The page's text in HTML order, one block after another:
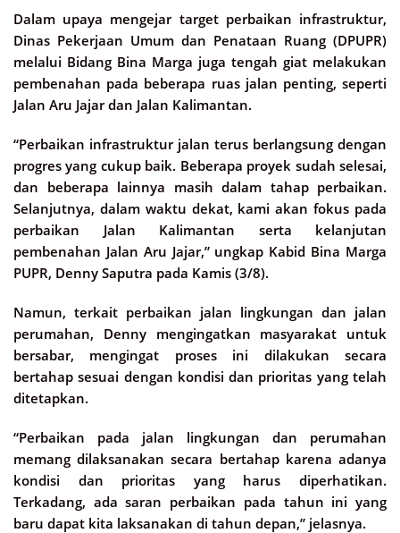
Dalam upaya mengejar target perbaikan infrastruktur,
Dinas Pekerjaan Umum dan Penataan Ruang (DPUPR)
melalui Bidang Bina Marga juga tengah giat melakukan
pembenahan pada beberapa ruas jalan penting, seperti
Jalan Aru Jajar dan Jalan Kalimantan.
“Perbaikan infrastruktur jalan terus berlangsung dengan
progres yang cukup baik. Beberapa proyek sudah selesai,
dan beberapa lainnya masih dalam tahap perbaikan.
Selanjutnya, dalam waktu dekat, kami akan fokus pada
perbaikan Jalan Kalimantan serta kelanjutan
pembenahan Jalan Aru Jajar,” ungkap Kabid Bina Marga
PUPR, Denny Saputra pada Kamis (3/8).
Namun, terkait perbaikan jalan lingkungan dan jalan
perumahan, Denny mengingatkan masyarakat untuk
bersabar, mengingat proses ini dilakukan secara
bertahap sesuai dengan kondisi dan prioritas yang telah
ditetapkan.
“Perbaikan pada jalan lingkungan dan perumahan
memang dilaksanakan secara bertahap karena adanya
kondisi dan prioritas yang harus diperhatikan.
Terkadang, ada saran perbaikan pada tahun ini yang
baru dapat kita laksanakan di tahun depan,” jelasnya.